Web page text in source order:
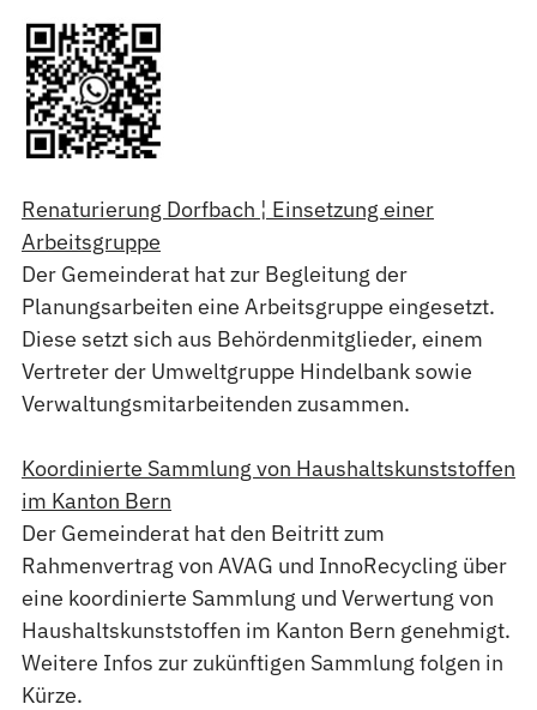
Renaturierung Dorfbach ¦ Einsetzung einer
Arbeitsgruppe
Der Gemeinderat hat zur Begleitung der
Planungsarbeiten eine Arbeitsgruppe eingesetzt.
Diese setzt sich aus Behördenmitglieder, einem
Vertreter der Umweltgruppe Hindelbank sowie
Verwaltungsmitarbeitenden zusammen.
Koordinierte Sammlung von Haushaltskunststoffen
im Kanton Bern
Der Gemeinderat hat den Beitritt zum
Rahmenvertrag von AVAG und InnoRecycling über
eine koordinierte Sammlung und Verwertung von
Haushaltskunststoffen im Kanton Bern genehmigt.
Weitere Infos zur zukünftigen Sammlung folgen in
Kürze.